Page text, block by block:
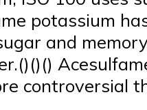
potassium
and
controversial